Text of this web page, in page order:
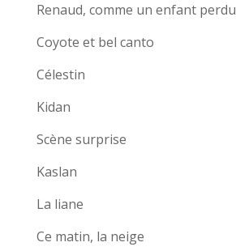
Renaud, comme un enfant perdu
Coyote et bel canto
Célestin
Kidan
Scène surprise
Kaslan
La liane
Ce matin, la neige